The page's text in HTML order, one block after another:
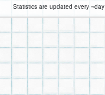
Statistics are updated every ~day